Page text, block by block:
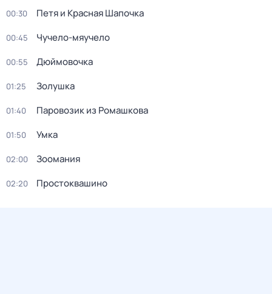
00:30 Петя и Красная Шапочка
00:45 Чучело-мяучело
00:55 Дюймовочка
01:25 Золушка
01:40 Паровозик из Ромашкова
01:50 Умка
02:00 Зоомания
02:20 Простоквашино